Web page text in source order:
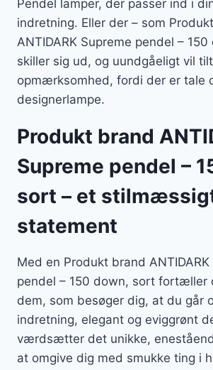
Pendel lamper, der passer ind i
indretning. Eller der – som
ANTIDARK Supreme pendel –
skiller sig ud, og uundgåeligt vil
opmærksomhed, fordi der er tale
designerlampe.
Produkt brand
Supreme pendel –
sort – et
statement
Med en Produkt brand ANTIDARK
pendel – 150 down, sort fortæller
dem, som besøger dig, at du går
indretning, elegant og eviggrønt
værdsætter det unikke,
at omgive dig med smukke ting i